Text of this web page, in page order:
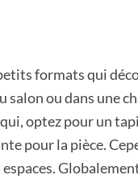
formats qui
salon ou dans une
optez pour un
pour la pièce.